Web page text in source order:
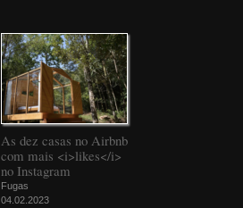
As dez casas no Airbnb
com mais <i>likes</i>
no Instagram
Fugas
04.02.2023